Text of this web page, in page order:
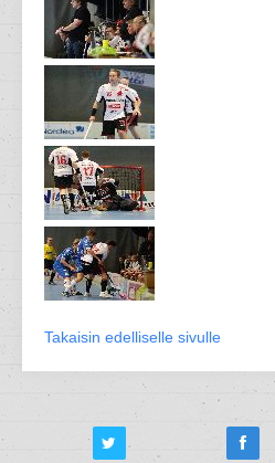
Takaisin edelliselle sivulle